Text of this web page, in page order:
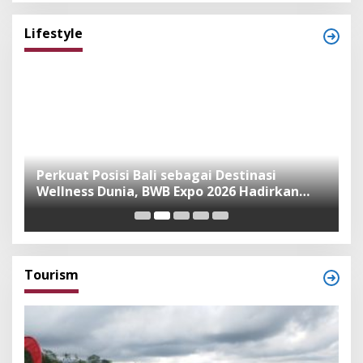
Lifestyle
Perkuat Posisi Bali sebagai Destinasi
Wellness Dunia, BWB Expo 2026 Hadirkan
Exhibitor Nasional dan Global
Tourism